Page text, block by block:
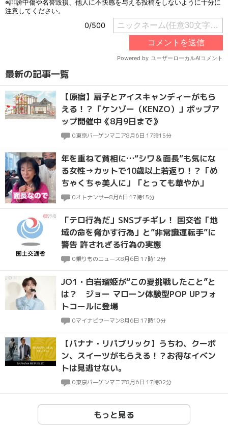
最新の記事一覧
【原宿】扇子とアイスキャンディーがもら
える！？「ケンゾー（KENZO）」ポップア
ップ開催中《8月9日まで》
0東京バーゲンマニア8月6日 17時15分
年を重ねて貧相に…“シワ＆面長”も気にな
る女性→カットで10歳以上若返り！？「め
ちゃくちゃ美人に」「とっても華やか」
0オトナンサー8月6日 17時15分
「テロ行為だ」SNSブチギレ！ 国交省「地
域の命を脅かす行為」と”非常識運転手”に
警告 許されざる行為の実態
0乗りものニュース8月6日 17時12分
JO1・白岩瑠姫が“この夏挑戦したこと”と
は？ ジョー マローン体験型POP UPフォ
トコールに登場
0マイナビウーマン8月6日 17時10分
【バナナ・リパブリック】うちわ、クーポ
ン、スイーツがもらえる！？お得なイベン
トは見逃せない。
0東京バーゲンマニア8月6日 17時02分
もっと見る